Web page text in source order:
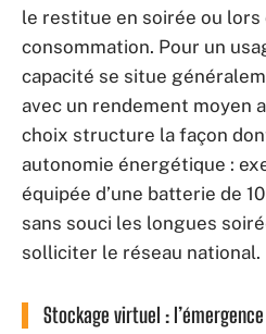
le restitue en soirée ou lors
consommation. Pour un
capacité se situe
avec un rendement moyen
choix structure la façon
autonomie énergétique :
équipée d’une batterie de
sans souci les longues
solliciter le réseau national.
Stockage virtuel :